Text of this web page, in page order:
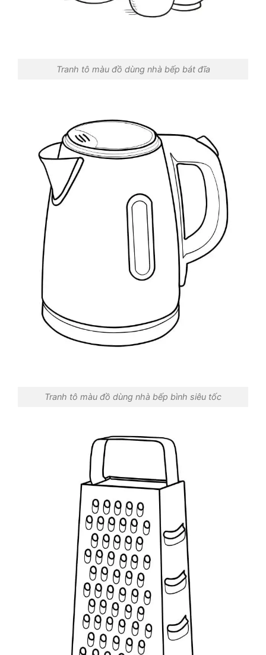
Tranh tô màu đồ dùng nhà bếp bát đĩa
Tranh tô màu đồ dùng nhà bếp bình siêu tốc